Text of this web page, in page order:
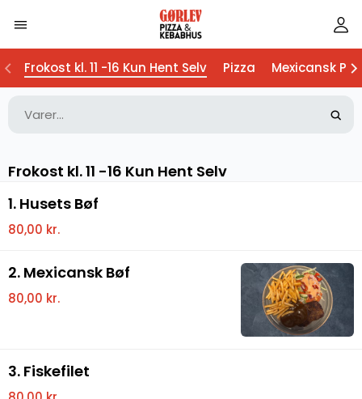
Frokost kl. 11 -16 Kun Hent Selv Pizza Mexicansk
Frokost kl. 11 -16 Kun Hent Selv
1. Husets Bøf
80,00 kr.
2. Mexicansk Bøf
80,00 kr.
3. Fiskefilet